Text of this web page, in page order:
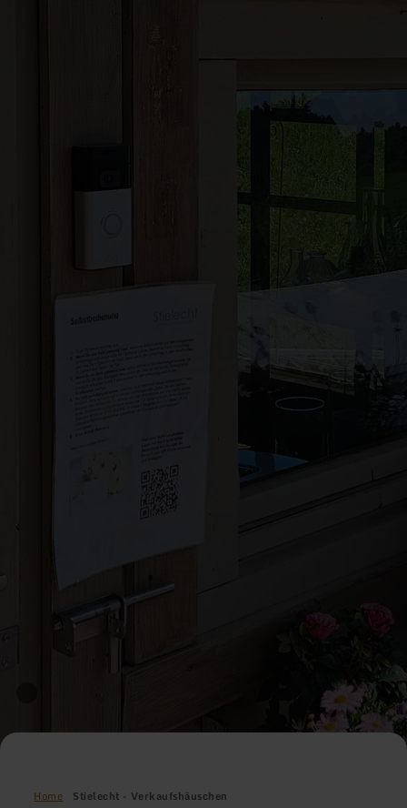
Home Stielecht - Verkaufshäuschen